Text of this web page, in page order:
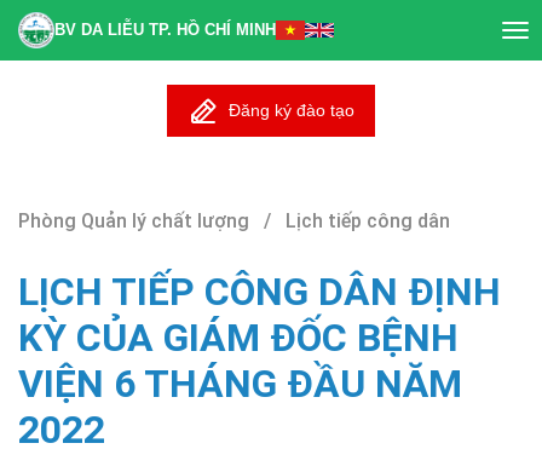
BV DA LIỄU TP. HỒ CHÍ MINH
Đăng ký đào tạo
Phòng Quản lý chất lượng / Lịch tiếp công dân
LỊCH TIẾP CÔNG DÂN ĐỊNH
KỲ CỦA GIÁM ĐỐC BỆNH
VIỆN 6 THÁNG ĐẦU NĂM
2022